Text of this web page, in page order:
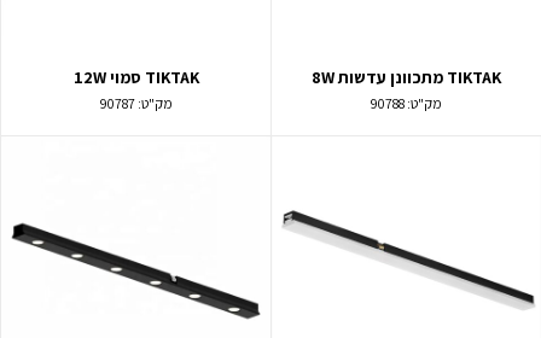
TIKTAK מתכוונן עדשות 8W
מק"ט: 90788
TIKTAK סמוי 12W
מק"ט:90787